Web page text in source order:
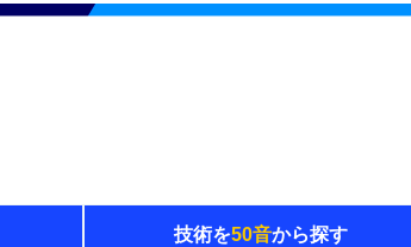
技術を50音から探す